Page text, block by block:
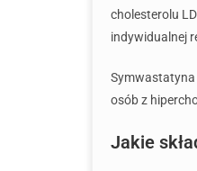
cholesterolu
indywidualnej
Symwastatyna
osób z
Jakie